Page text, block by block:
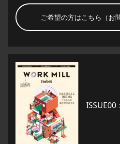
ご希望の方はこちら（お
ISSUE00